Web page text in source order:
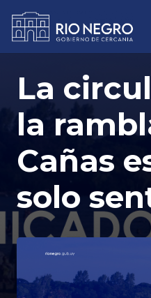
La
la
Cañas
solo